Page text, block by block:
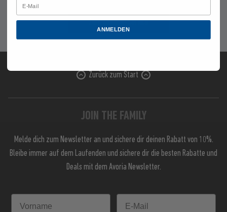
Zum Kunden-Service
Zurück zum Start
JOIN THE FAMILY
Melde dich zum Newsletter an und sichere dir deinen Rabatt von 10%.
Bleibe immer auf dem Laufenden und sichere dir die besten Rabatte und
Deals mit dem Avoria Newsletter.
ANMELDEN